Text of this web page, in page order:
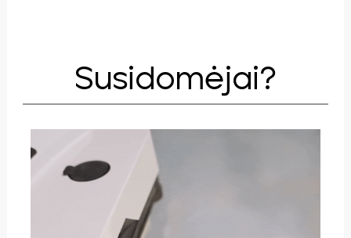
Susidomėjai?